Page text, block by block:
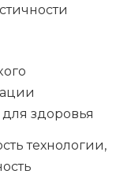
здоровья
технологии,